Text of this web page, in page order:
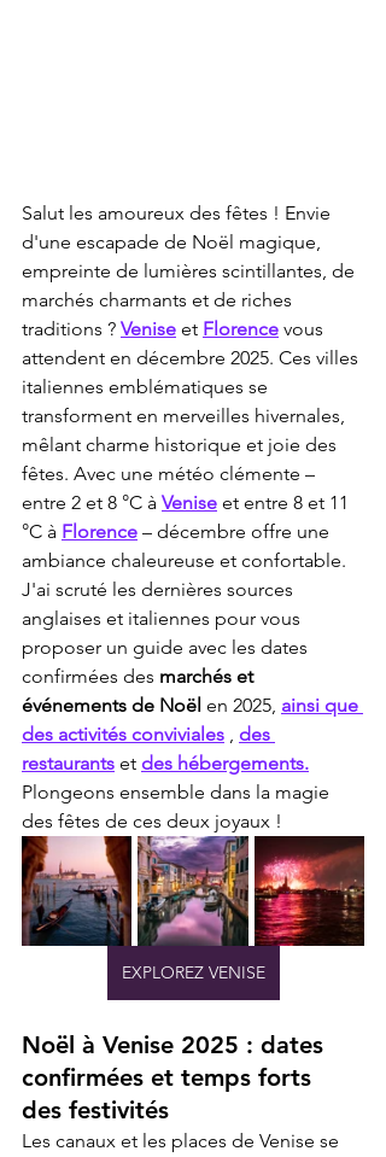
Salut les amoureux des fêtes ! Envie
d'une escapade de Noël magique,
empreinte de lumières scintillantes, de
marchés charmants et de riches
traditions ? Venise et Florence vous
attendent en décembre 2025. Ces villes
italiennes emblématiques se
transforment en merveilles hivernales,
mêlant charme historique et joie des
fêtes. Avec une météo clémente –
entre 2 et 8 °C à Venise et entre 8 et 11
°C à Florence – décembre offre une
ambiance chaleureuse et confortable.
J'ai scruté les dernières sources
anglaises et italiennes pour vous
proposer un guide avec les dates
confirmées des marchés et
événements de Noël en 2025, ainsi que
des activités conviviales , des
restaurants et des hébergements.
Plongeons ensemble dans la magie
des fêtes de ces deux joyaux !
EXPLOREZ VENISE
Noël à Venise 2025 : dates
confirmées et temps forts
des festivités
Les canaux et les places de Venise se